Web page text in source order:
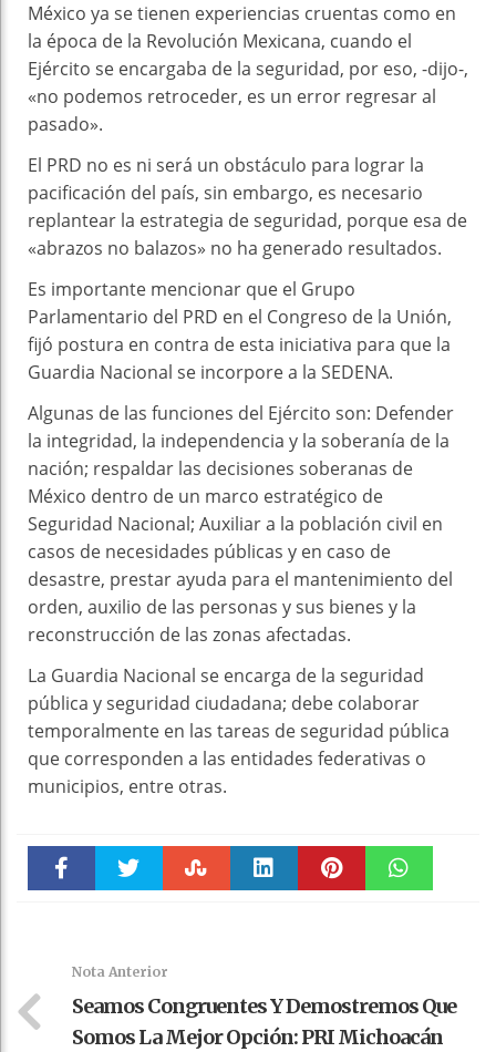
México ya se tienen experiencias cruentas como en
la época de la Revolución Mexicana, cuando el
Ejército se encargaba de la seguridad, por eso, -dijo-,
«no podemos retroceder, es un error regresar al
pasado».
El PRD no es ni será un obstáculo para lograr la
pacificación del país, sin embargo, es necesario
replantear la estrategia de seguridad, porque esa de
«abrazos no balazos» no ha generado resultados.
Es importante mencionar que el Grupo
Parlamentario del PRD en el Congreso de la Unión,
fijó postura en contra de esta iniciativa para que la
Guardia Nacional se incorpore a la SEDENA.
Algunas de las funciones del Ejército son: Defender
la integridad, la independencia y la soberanía de la
nación; respaldar las decisiones soberanas de
México dentro de un marco estratégico de
Seguridad Nacional; Auxiliar a la población civil en
casos de necesidades públicas y en caso de
desastre, prestar ayuda para el mantenimiento del
orden, auxilio de las personas y sus bienes y la
reconstrucción de las zonas afectadas.
La Guardia Nacional se encarga de la seguridad
pública y seguridad ciudadana; debe colaborar
temporalmente en las tareas de seguridad pública
que corresponden a las entidades federativas o
municipios, entre otras.
Nota Anterior
Seamos Congruentes Y Demostremos Que
Somos La Mejor Opción: PRI Michoacán